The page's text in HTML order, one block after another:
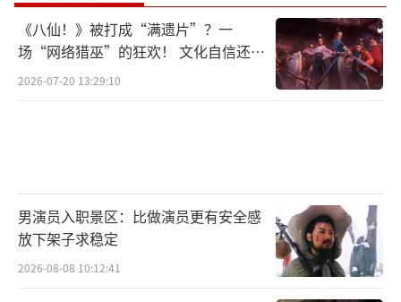
《八仙！》被打成“满遗片”？一
场“网络猎巫”的狂欢！ 文化自信还是
焦虑？
2026-07-20 13:29:10
男演员入职景区：比做演员更有安全感
放下架子求稳定
2026-08-08 10:12:41